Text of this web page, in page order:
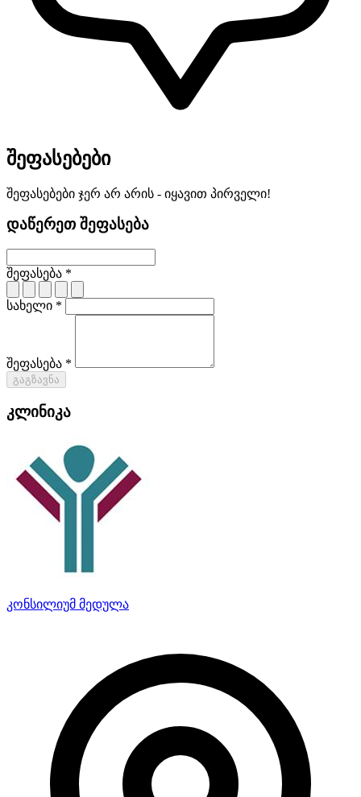
შეფასებები
შეფასებები ჯერ არ არის - იყავით პირველი!
დაწერეთ შეფასება
შეფასება *
სახელი *
შეფასება *
გაგზავნა
კლინიკა
კონსილიუმ მედულა